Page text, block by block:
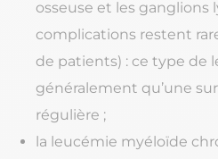
osseuse et les ganglions
complications restent
de patients) : ce type de
généralement qu’une
régulière ;
la leucémie myéloïde